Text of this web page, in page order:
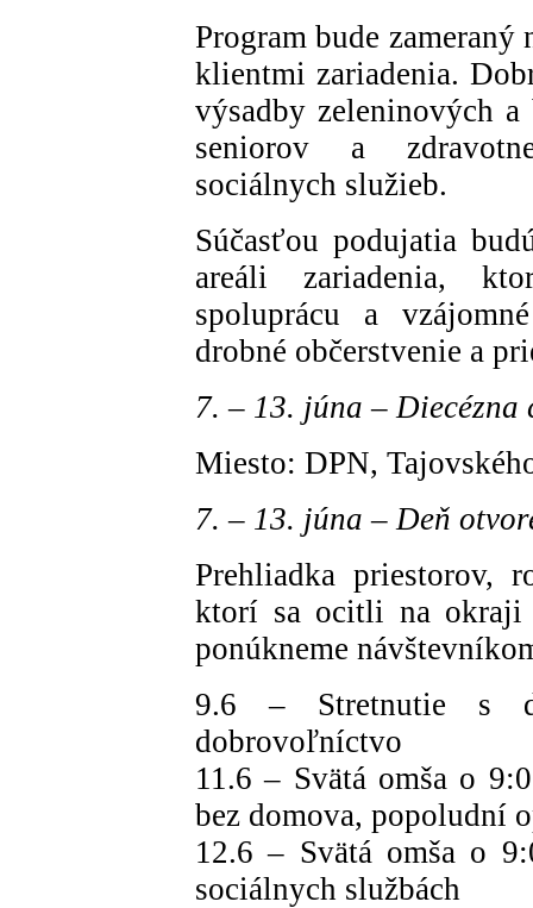
Program bude zameraný
klientmi zariadenia.
výsadby zeleninových
seniorov a
sociálnych služieb.
Súčasťou podujatia
areáli zariadenia,
spoluprácu a
drobné občerstvenie a
7. – 13. júna –
Miesto: DPN,
7. – 13. júna – Deň
Prehliadka priestorov,
ktorí sa ocitli na okraji
ponúkneme
9.6 – Stretnutie s
dobrovoľníctvo
11.6 – Svätá omša o
bez domova, popoludní
12.6 – Svätá omša o
sociálnych službách